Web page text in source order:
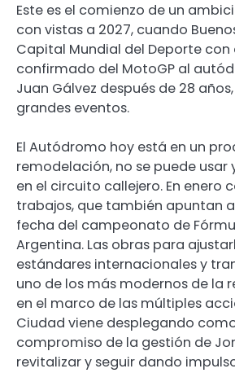
Este es el comienzo de un
con vistas a 2027, cuando
Capital Mundial del Deporte con
confirmado del MotoGP al
Juan Gálvez después de 28
grandes eventos.
El Autódromo hoy está en un
remodelación, no se puede usar
en el circuito callejero. En enero
trabajos, que también apuntan
fecha del campeonato de
Argentina. Las obras para
estándares internacionales y
uno de los más modernos de la
en el marco de las múltiples
Ciudad viene desplegando
compromiso de la gestión de
revitalizar y seguir dando